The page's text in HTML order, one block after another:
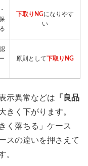
下取りNGになりやす
い
原則として下取りNG
示異常などは 「良品
きく下がります。
く落ちる」ケース
スの違いを押さえて
。